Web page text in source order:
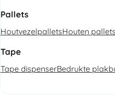
Pallets
HoutvezelpalletsHouten pallets
Tape
Tape dispenserBedrukte